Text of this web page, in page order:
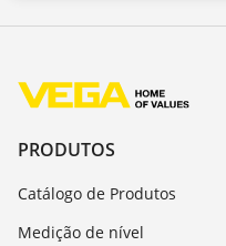
PRODUTOS
Catálogo de Produtos
Medição de nível